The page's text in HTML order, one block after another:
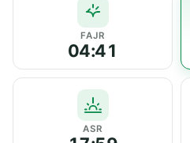
FAJR
04:41
ASR